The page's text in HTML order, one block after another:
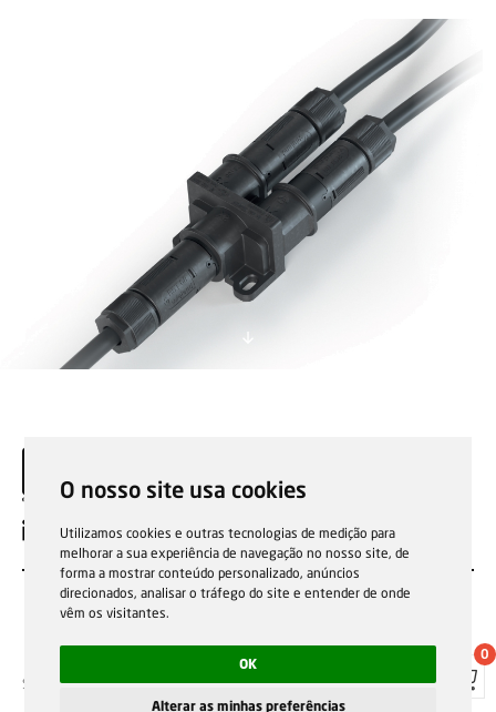
O nosso site usa cookies
Utilizamos cookies e outras tecnologias de medição para
melhorar a sua experiência de navegação no nosso site, de
forma a mostrar conteúdo personalizado, anúncios
direcionados, analisar o tráfego do site e entender de onde
vêm os visitantes.
OK
Alterar as minhas preferências
EN
Sale general conditions
Garantias, reparações e devoluções
Privacy Policy Reporting channel
0